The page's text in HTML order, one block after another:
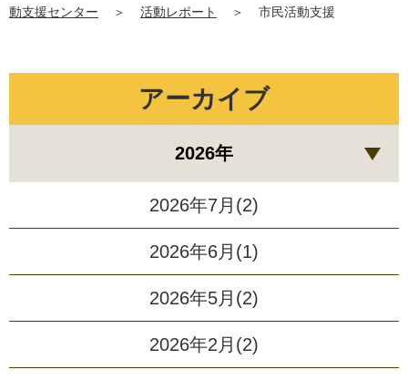
動支援センター
＞ 活動レポート ＞ 市民活動支援
アーカイブ
2026年
2026年7月(2)
2026年6月(1)
2026年5月(2)
2026年2月(2)